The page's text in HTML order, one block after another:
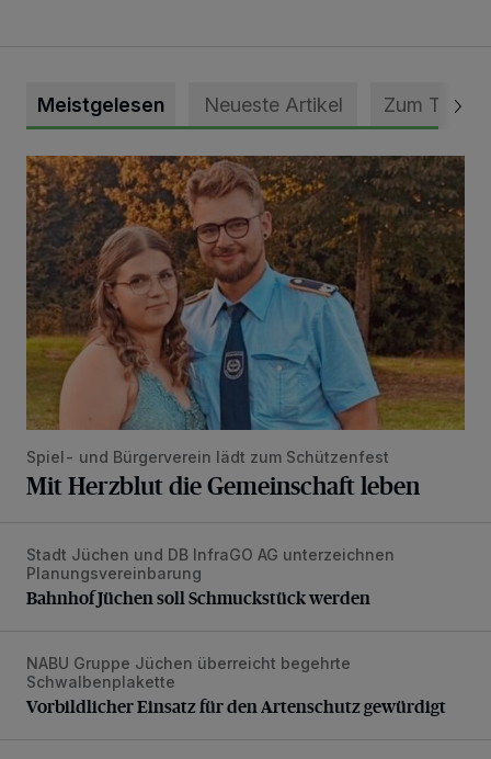
Meistgelesen Neueste Artikel Zum Thema
Mit Herzblut die Gemeinschaft leben
Spiel- und Bürgerverein lädt zum Schützenfest
Mit Herzblut die Gemeinschaft leben
Bahnhof Jüchen soll Schmuckstück werden
Stadt Jüchen und DB InfraGO AG unterzeichnen
Planungsvereinbarung
Bahnhof Jüchen soll Schmuckstück werden
Vorbildlicher Einsatz für den Artenschutz gewürdigt
NABU Gruppe Jüchen überreicht begehrte
Schwalbenplakette
Vorbildlicher Einsatz für den Artenschutz gewürdigt